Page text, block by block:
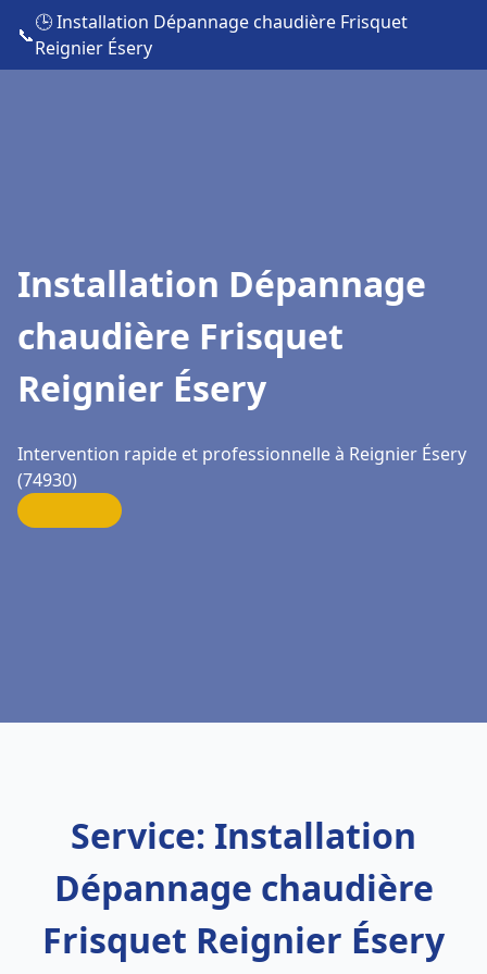
📞
🕒 Installation Dépannage chaudière Frisquet
Reignier Ésery
Installation Dépannage
chaudière Frisquet
Reignier Ésery
Intervention rapide et professionnelle à Reignier Ésery
(74930)
Service: Installation
Dépannage chaudière
Frisquet Reignier Ésery